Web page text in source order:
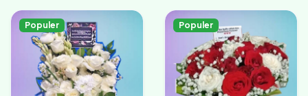
Populer Populer